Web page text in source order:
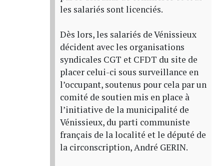
les salariés sont licenciés.
Dès lors, les salariés de Vénissieux
décident avec les organisations
syndicales CGT et CFDT du site de
placer celui-ci sous surveillance en
l’occupant, soutenus pour cela par un
comité de soutien mis en place à
l’initiative de la municipalité de
Vénissieux, du parti communiste
français de la localité et le député de
la circonscription, André GERIN.